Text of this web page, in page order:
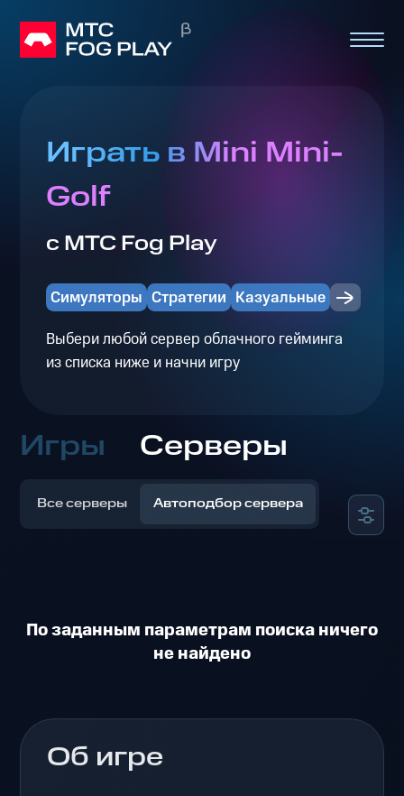
Играть в Mini Mini-
Golf
с МТС Fog Play
Симуляторы Стратегии Казуальные
Выбери любой сервер облачного гейминга
из списка ниже и начни игру
Игры Серверы
Все серверы Автоподбор сервера
По заданным параметрам поиска ничего
не найдено
Об игре